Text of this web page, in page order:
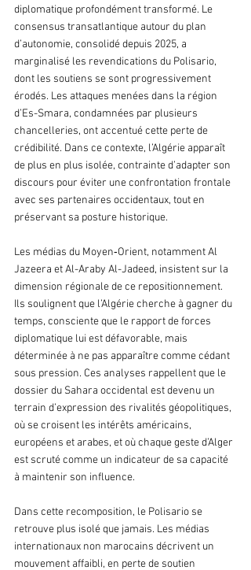
diplomatique profondément transformé. Le
consensus transatlantique autour du plan
d’autonomie, consolidé depuis 2025, a
marginalisé les revendications du Polisario,
dont les soutiens se sont progressivement
érodés. Les attaques menées dans la région
d’Es-Smara, condamnées par plusieurs
chancelleries, ont accentué cette perte de
crédibilité. Dans ce contexte, l’Algérie apparaît
de plus en plus isolée, contrainte d’adapter son
discours pour éviter une confrontation frontale
avec ses partenaires occidentaux, tout en
préservant sa posture historique.
Les médias du Moyen‑Orient, notamment Al
Jazeera et Al-Araby Al-Jadeed, insistent sur la
dimension régionale de ce repositionnement.
Ils soulignent que l’Algérie cherche à gagner du
temps, consciente que le rapport de forces
diplomatique lui est défavorable, mais
déterminée à ne pas apparaître comme cédant
sous pression. Ces analyses rappellent que le
dossier du Sahara occidental est devenu un
terrain d’expression des rivalités géopolitiques,
où se croisent les intérêts américains,
européens et arabes, et où chaque geste d’Alger
est scruté comme un indicateur de sa capacité
à maintenir son influence.
Dans cette recomposition, le Polisario se
retrouve plus isolé que jamais. Les médias
internationaux non marocains décrivent un
mouvement affaibli, en perte de soutien